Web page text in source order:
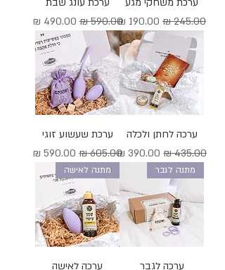
ערכת משחקי מגע
מחיר רגיל
מחיר מבצע
ערכת עונג שבת
מחיר רגיל‏590.00 ‏₪ מחיר מבצע
ערכה לחתן ולכלה
מחיר רגיל
מחיר מבצע
ערכת שעשוע זוגי
מחיר רגיל
מחיר מבצע
מתנה לגבר
ערכה לגבר
מתנה לאישה
ערכה לאישה